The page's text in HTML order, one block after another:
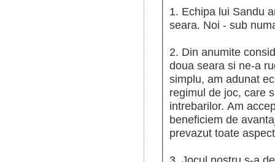
1. Echipa lui Sandu
seara. Noi - sub
2. Din anumite
doua seara si ne-a
simplu, am adunat
regimul de joc, care
intrebarilor. Am
beneficiem de
prevazut toate